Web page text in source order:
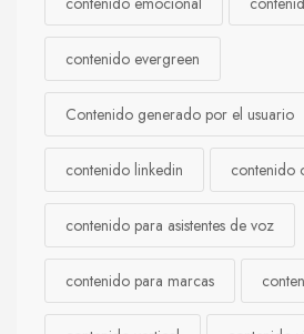
contenido evergreen
Contenido generado por el usuario
contenido linkedin contenido
contenido para asistentes de voz
contenido para marcas